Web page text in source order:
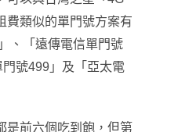
費類似的單門號方案有
、「遠傳電信單門號
號499」及「亞太電
是前六個吃到飽 ， 但第